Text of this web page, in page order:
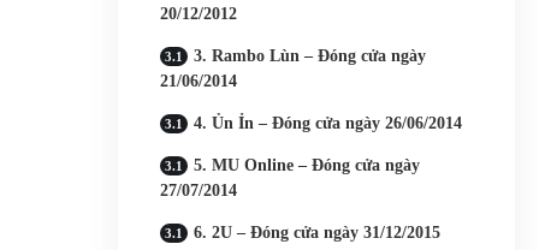
20/12/2012
3. Rambo Lùn – Đóng cửa ngày
21/06/2014
4. Ủn Ỉn – Đóng cửa ngày 26/06/2014
5. MU Online – Đóng cửa ngày
27/07/2014
6. 2U – Đóng cửa ngày 31/12/2015